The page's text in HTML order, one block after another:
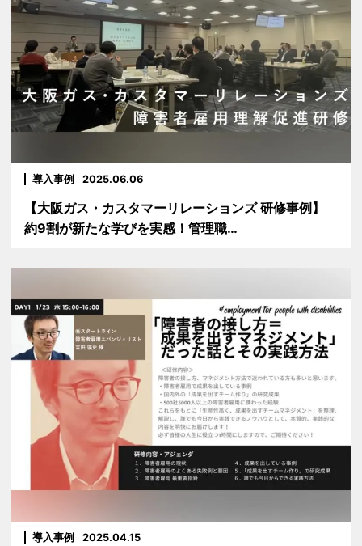
導入事例 2025.06.06
【大阪ガス・カスタマーリレーションズ 研修事例】
約9割が新たな学びを実感！管理職…
導入事例 2025.04.15